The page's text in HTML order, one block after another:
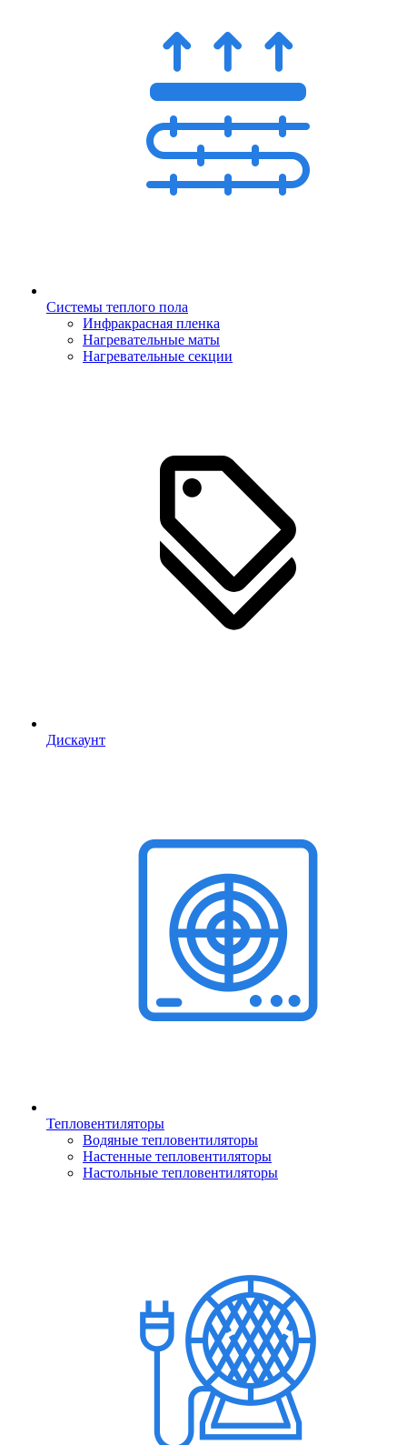
Системы теплого пола
Инфракрасная пленка
Нагревательные маты
Нагревательные секции
Дискаунт
Тепловентиляторы
Водяные тепловентиляторы
Настенные тепловентиляторы
Настольные тепловентиляторы